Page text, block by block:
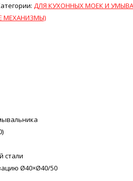
ДЛЯ КУХОННЫХ МОЕК И
МЕХАНИЗМЫ)
стали
Ø40×Ø40/50